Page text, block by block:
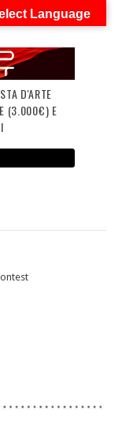
D'ARTE
(3.000€) E
Language